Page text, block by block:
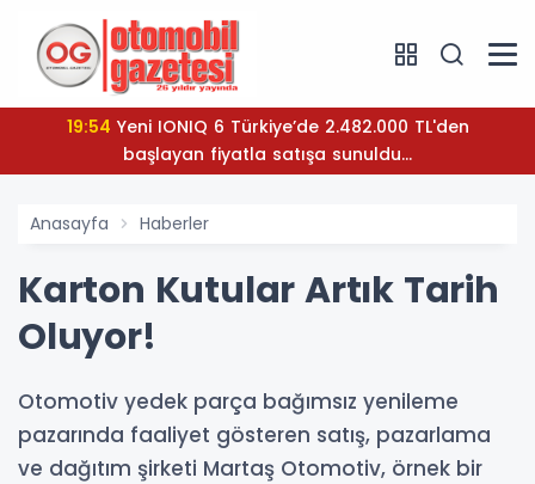
19:54
başlayan fiyatla satışa sunuldu...
Anasayfa Haberler
Karton Kutular Artık Tarih
Oluyor!
Otomotiv yedek parça bağımsız yenileme
pazarında faaliyet gösteren satış, pazarlama
ve dağıtım şirketi Martaş Otomotiv, örnek bir